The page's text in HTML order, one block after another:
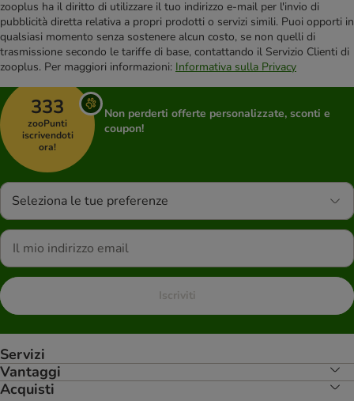
zooplus ha il diritto di utilizzare il tuo indirizzo e-mail per l'invio di
pubblicità diretta relativa a propri prodotti o servizi simili. Puoi opporti in
qualsiasi momento senza sostenere alcun costo, se non quelli di
trasmissione secondo le tariffe di base, contattando il Servizio Clienti di
zooplus. Per maggiori informazioni: Informativa sulla Privacy
333
zooPunti
iscrivendoti
ora!
Non perderti offerte personalizzate, sconti e
coupon!
Seleziona le tue preferenze
Iscriviti
Servizi
Vantaggi
Acquisti